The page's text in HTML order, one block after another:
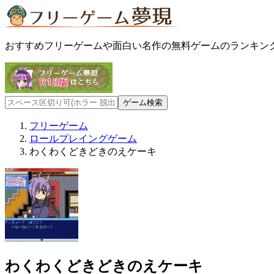
おすすめフリーゲームや面白い名作の無料ゲームのランキン
フリーゲーム
ロールプレイングゲーム
わくわくどきどきのえケーキ
わくわくどきどきのえケーキ